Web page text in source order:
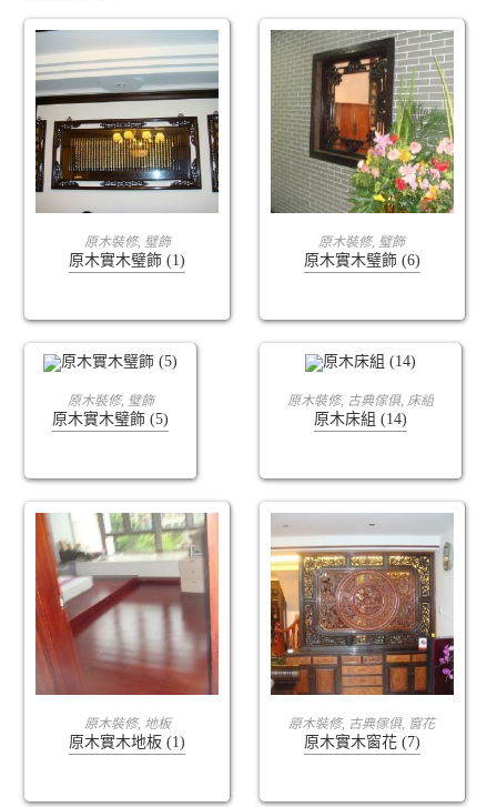
查看內容
原木裝修, 璧飾
原木實木璧飾 (1)
查看內容
原木裝修, 璧飾
原木實木璧飾 (6)
查看內容
原木裝修, 璧飾
原木實木璧飾 (5)
查看內容
原木裝修, 古典傢俱, 床組
原木床組 (14)
查看內容
原木裝修, 地板
原木實木地板 (1)
查看內容
原木裝修, 古典傢俱, 窗花
原木實木窗花 (7)